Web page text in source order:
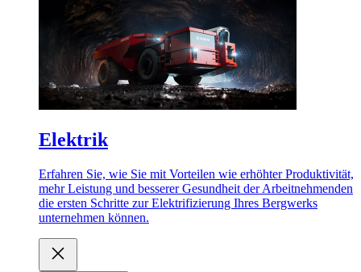
Elektrik
Erfahren Sie, wie Sie mit Vorteilen wie erhöhter Produktivität,
mehr Leistung und besserer Gesundheit der Arbeitnehmenden
die ersten Schritte zur Elektrifizierung Ihres Bergwerks
unternehmen können.